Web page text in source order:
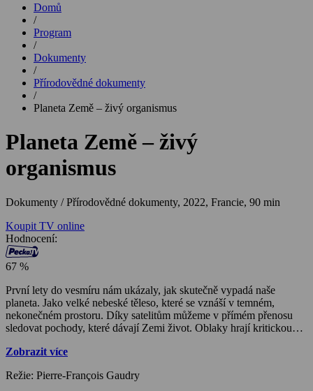
Domů
/
Program
/
Dokumenty
/
Přírodovědné dokumenty
/
Planeta Země – živý organismus
Planeta Země – živý
organismus
Dokumenty / Přírodovědné dokumenty, 2022, Francie, 90 min
Koupit TV online
Hodnocení:
67 %
První lety do vesmíru nám ukázaly, jak skutečně vypadá naše
planeta. Jako velké nebeské těleso, které se vznáší v temném,
nekonečném prostoru. Díky satelitům můžeme v přímém přenosu
sledovat pochody, které dávají Zemi život. Oblaky hrají kritickou
Atmosféra, oblaka, oceán a všechny organismy, které v nich žijí,
interakcemi. Život si prostředí, ve kterém existuje, sám vytvořil.
Zobrazit více
Režie: Pierre-François Gaudry